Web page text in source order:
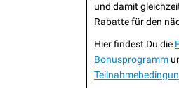
und damit
Rabatte für den
Hier findest Du die
Bonusprogramm